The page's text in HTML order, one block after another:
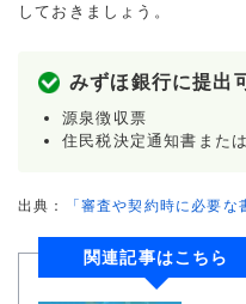
しておきましょう。
みずほ銀行に提出
源泉徴収票
住民税決定通知書また
出典： 「審査や契約時に必要な
関連記事はこちら